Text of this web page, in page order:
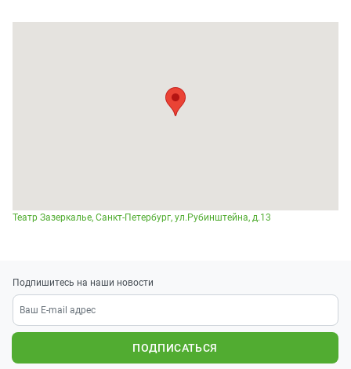
Театр Зазеркалье, Санкт-Петербург, ул.Рубинштейна, д.13
Подпишитесь на наши новости
ПОДПИСАТЬСЯ